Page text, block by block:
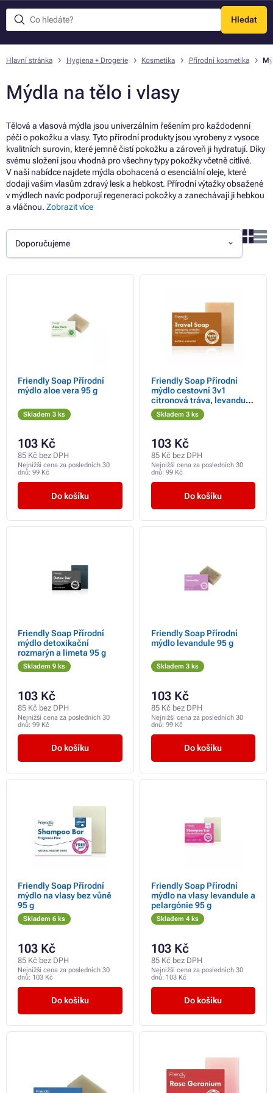
Hledat
Menu
Hlavní stránka Hygiena + Drogerie Kosmetika Přírodní kosmetika
Mýdla na tělo i vlasy
Tělová a vlasová mýdla jsou univerzálním řešením pro každodenní
péči o pokožku a vlasy. Tyto přírodní produkty jsou vyrobeny z vysoce
kvalitních surovin, které jemně čistí pokožku a zároveň ji hydratují. Díky
svému složení jsou vhodná pro všechny typy pokožky včetně citlivé.
V naší nabídce najdete mýdla obohacená o esenciální oleje, které
dodají vašim vlasům zdravý lesk a hebkost. Přírodní výtažky obsažené
v mýdlech navíc podporují regeneraci pokožky a zanechávají ji hebkou
a vláčnou. Zobrazit více
Doporučujeme
Friendly Soap Přírodní
mýdlo aloe vera 95 g
Skladem 3 ks
103 Kč
85 Kč bez DPH
Nejnižší cena za posledních 30
dnů: 99 Kč
Do košíku
Friendly Soap Přírodní
mýdlo cestovní 3v1
citronová tráva, levandule,
tea tree, máta 95 g
Skladem 3 ks
103 Kč
85 Kč bez DPH
Nejnižší cena za posledních 30
dnů: 99 Kč
Do košíku
Friendly Soap Přírodní
mýdlo detoxikační
rozmarýn a limeta 95 g
Skladem 9 ks
103 Kč
85 Kč bez DPH
Nejnižší cena za posledních 30
dnů: 99 Kč
Do košíku
Friendly Soap Přírodní
mýdlo levandule 95 g
Skladem 3 ks
103 Kč
85 Kč bez DPH
Nejnižší cena za posledních 30
dnů: 99 Kč
Do košíku
Friendly Soap Přírodní
mýdlo na vlasy bez vůně
95 g
Skladem 6 ks
103 Kč
85 Kč bez DPH
Nejnižší cena za posledních 30
dnů: 103 Kč
Do košíku
Friendly Soap Přírodní
mýdlo na vlasy levandule a
pelargónie 95 g
Skladem 4 ks
103 Kč
85 Kč bez DPH
Nejnižší cena za posledních 30
dnů: 103 Kč
Do košíku